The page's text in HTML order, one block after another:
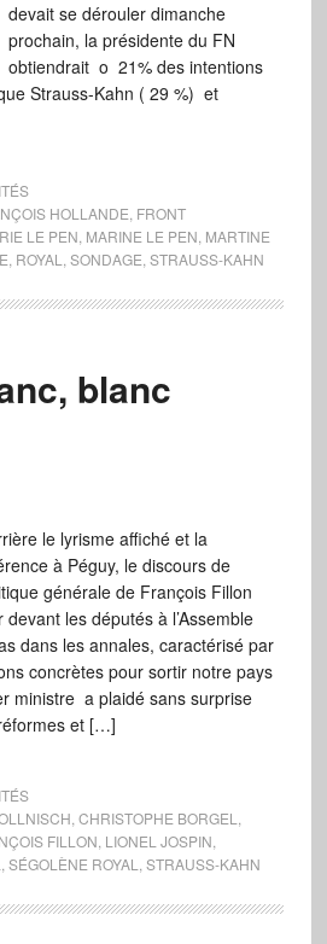
devait se dérouler dimanche
prochain, la présidente du FN
obtiendrait o 21% des intentions
Strauss-Kahn ( 29 %) et
HOLLANDE FRONT
LE PEN MARINE LE PEN MARTINE
ROYAL SONDAGE STRAUSS-KAHN
blanc
le lyrisme affiché et la
à Péguy, le discours de
générale de François Fillon
devant les députés à l’Assemble
dans les annales, caractérisé par
concrètes pour sortir notre pays
ministre a plaidé sans surprise
et […]
CHRISTOPHE BORGEL
FILLON LIONEL JOSPIN
SÉGOLÈNE ROYAL STRAUSS-KAHN